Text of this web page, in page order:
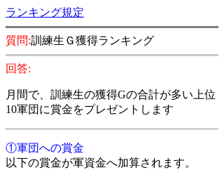
ランキング規定
質問:訓練生Ｇ獲得ランキング
回答:
月間で、訓練生の獲得Gの合計が多い上位
10軍団に賞金をプレゼントします
①軍団への賞金
以下の賞金が軍資金へ加算されます。